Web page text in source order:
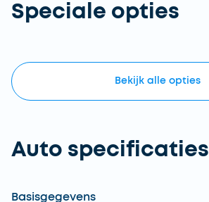
Speciale opties
Bekijk alle opties
Auto specificaties
Basisgegevens